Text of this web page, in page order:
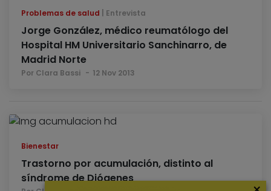
Problemas de salud Entrevista
Jorge González, médico reumatólogo del
Hospital HM Universitario Sanchinarro, de
Madrid Norte
Por Clara Bassi 12 Nov 2013
Bienestar
Trastorno por acumulación, distinto al
síndrome de Diógenes